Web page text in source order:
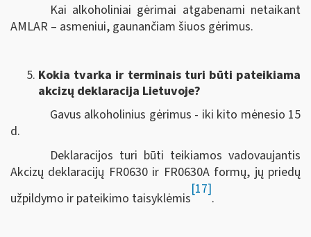
Kai alkoholiniai gėrimai atgabenami netaikant
AMLAR – asmeniui, gaunančiam šiuos gėrimus.
Kokia tvarka ir terminais turi būti pateikiama
akcizų deklaracija Lietuvoje?
Gavus alkoholinius gėrimus - iki kito mėnesio 15
d.
Deklaracijos turi būti teikiamos vadovaujantis
Akcizų deklaracijų FR0630 ir FR0630A formų, jų priedų
užpildymo ir pateikimo taisyklėmis
[17]
.